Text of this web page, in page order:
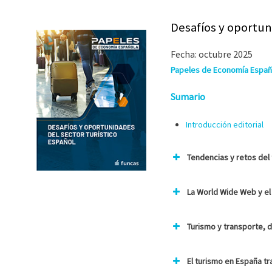
Desafíos y
Fecha: octubre 2025
Papeles de Economía
Sumario
Introducción editorial
Tendencias y retos
La World Wide Web y
Turismo y transporte,
El turismo en España